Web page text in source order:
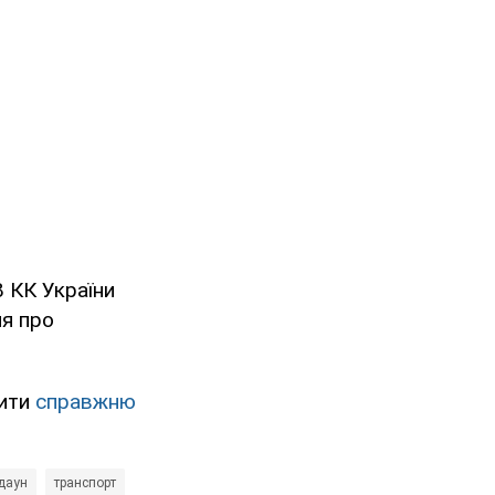
України
про
справжню
транспорт